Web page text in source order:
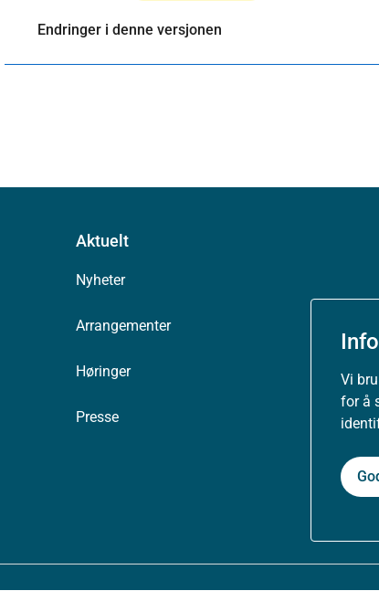
Vi
for å
Endringer i denne versjonen
Aktuelt
Nyheter
Arrangementer
Høringer
Presse